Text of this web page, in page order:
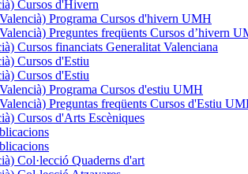
Cursos d'Hivern
Programa Cursos d'hivern UMH
Preguntes freqüents Cursos d’hivern
Cursos financiats Generalitat Valenciana
Cursos d'Estiu
Cursos d'Estiu
Programa Cursos d'estiu UMH
Preguntas freqüents Cursos d'Estiu
Cursos d'Arts Escèniques
Col·lecció Quaderns d'art